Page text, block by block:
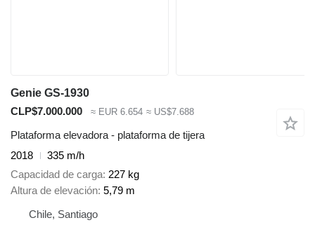
Genie GS-1930
CLP$7.000.000
≈ EUR 6.654 ≈ US$7.688
Plataforma elevadora - plataforma de tijera
2018
335 m/h
Capacidad de carga 227 kg
Altura de elevación 5,79 m
Chile, Santiago